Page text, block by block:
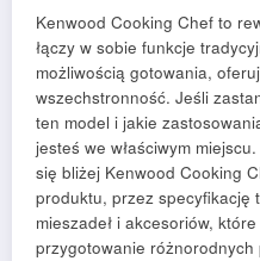
Kenwood Cooking Chef to
łączy w sobie funkcje
możliwością gotowania,
wszechstronność. Jeśli
ten model i jakie
jesteś we właściwym
się bliżej Kenwood Cooking
produktu, przez specyfikację
mieszadeł i akcesoriów,
przygotowanie różnorodnych